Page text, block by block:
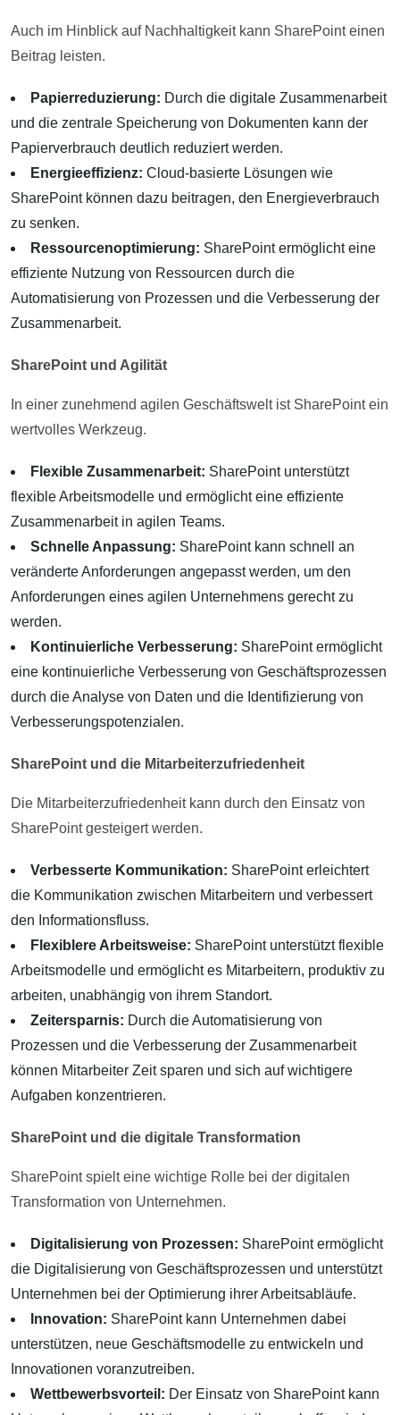
Auch im Hinblick auf Nachhaltigkeit kann SharePoint einen
Beitrag leisten.
Papierreduzierung: Durch die digitale Zusammenarbeit
und die zentrale Speicherung von Dokumenten kann der
Papierverbrauch deutlich reduziert werden.
Energieeffizienz: Cloud-basierte Lösungen wie
SharePoint können dazu beitragen, den Energieverbrauch
zu senken.
Ressourcenoptimierung: SharePoint ermöglicht eine
effiziente Nutzung von Ressourcen durch die
Automatisierung von Prozessen und die Verbesserung der
Zusammenarbeit.
SharePoint und Agilität
In einer zunehmend agilen Geschäftswelt ist SharePoint ein
wertvolles Werkzeug.
Flexible Zusammenarbeit: SharePoint unterstützt
flexible Arbeitsmodelle und ermöglicht eine effiziente
Zusammenarbeit in agilen Teams.
Schnelle Anpassung: SharePoint kann schnell an
veränderte Anforderungen angepasst werden, um den
Anforderungen eines agilen Unternehmens gerecht zu
werden.
Kontinuierliche Verbesserung: SharePoint ermöglicht
eine kontinuierliche Verbesserung von Geschäftsprozessen
durch die Analyse von Daten und die Identifizierung von
Verbesserungspotenzialen.
SharePoint und die Mitarbeiterzufriedenheit
Die Mitarbeiterzufriedenheit kann durch den Einsatz von
SharePoint gesteigert werden.
Verbesserte Kommunikation: SharePoint erleichtert
die Kommunikation zwischen Mitarbeitern und verbessert
den Informationsfluss.
Flexiblere Arbeitsweise: SharePoint unterstützt flexible
Arbeitsmodelle und ermöglicht es Mitarbeitern, produktiv zu
arbeiten, unabhängig von ihrem Standort.
Zeitersparnis: Durch die Automatisierung von
Prozessen und die Verbesserung der Zusammenarbeit
können Mitarbeiter Zeit sparen und sich auf wichtigere
Aufgaben konzentrieren.
SharePoint und die digitale Transformation
SharePoint spielt eine wichtige Rolle bei der digitalen
Transformation von Unternehmen.
Digitalisierung von Prozessen: SharePoint ermöglicht
die Digitalisierung von Geschäftsprozessen und unterstützt
Unternehmen bei der Optimierung ihrer Arbeitsabläufe.
Innovation: SharePoint kann Unternehmen dabei
unterstützen, neue Geschäftsmodelle zu entwickeln und
Innovationen voranzutreiben.
Wettbewerbsvorteil: Der Einsatz von SharePoint kann